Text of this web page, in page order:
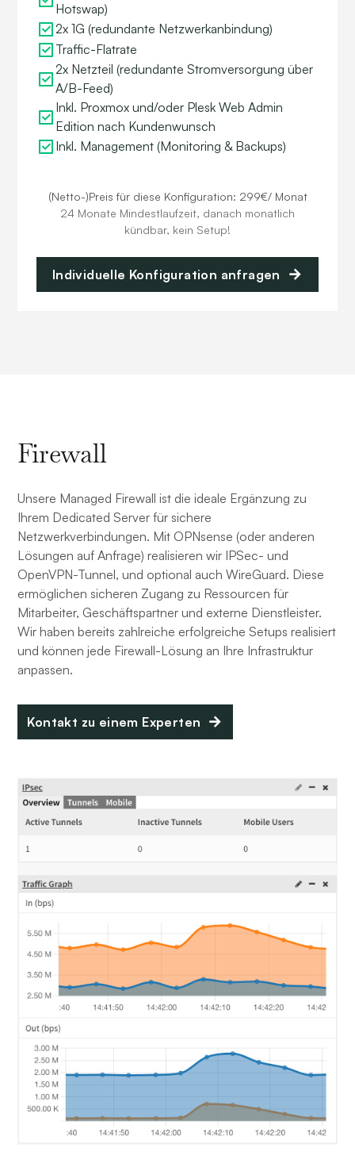
Hotswap)
2x 1G (redundante Netzwerkanbindung)
Traffic-Flatrate
2x Netzteil (redundante Stromversorgung über
A/B-Feed)
Inkl. Proxmox und/oder Plesk Web Admin
Edition nach Kundenwunsch
Inkl. Management (Monitoring & Backups)
(Netto-)Preis für diese Konfiguration: 299€/ Monat
24 Monate Mindestlaufzeit, danach monatlich
kündbar, kein Setup!
Individuelle Konfiguration anfragen
Firewall
Unsere Managed Firewall ist die ideale Ergänzung zu
Ihrem Dedicated Server für sichere
Netzwerkverbindungen. Mit OPNsense (oder anderen
Lösungen auf Anfrage) realisieren wir IPSec- und
OpenVPN-Tunnel, und optional auch WireGuard. Diese
ermöglichen sicheren Zugang zu Ressourcen für
Mitarbeiter, Geschäftspartner und externe Dienstleister.
Wir haben bereits zahlreiche erfolgreiche Setups realisiert
und können jede Firewall-Lösung an Ihre Infrastruktur
anpassen.
Kontakt zu einem Experten